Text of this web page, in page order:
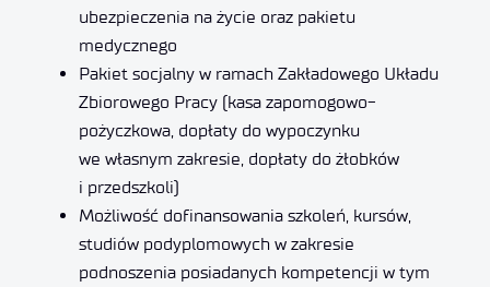
ubezpieczenia na życie oraz pakietu
medycznego
Pakiet socjalny w ramach Zakładowego Układu
Zbiorowego Pracy (kasa zapomogowo-
pożyczkowa, dopłaty do wypoczynku
we własnym zakresie, dopłaty do żłobków
i przedszkoli)
Możliwość dofinansowania szkoleń, kursów,
studiów podyplomowych w zakresie
podnoszenia posiadanych kompetencji w tym